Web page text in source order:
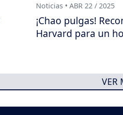
Noticias • ABR 22 / 2025
¡Chao pulgas!
Harvard para un
VER